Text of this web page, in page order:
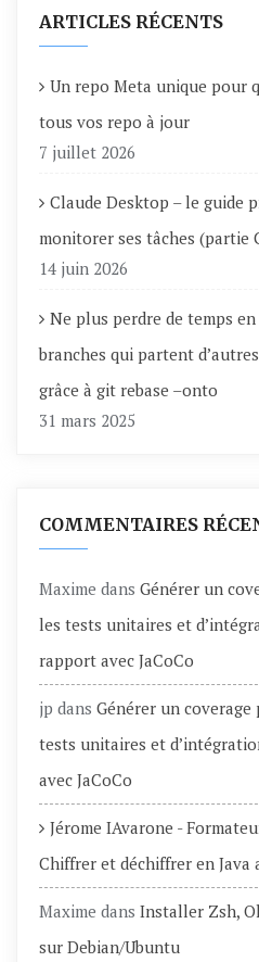
ARTICLES RÉCENTS
Un repo Meta unique pour
tous vos repo à jour
7 juillet 2026
Claude Desktop – le guide
monitorer ses tâches (partie
14 juin 2026
Ne plus perdre de temps
branches qui partent
grâce à git rebase –onto
31 mars 2025
COMMENTAIRES
Maxime dans Générer un
les tests unitaires et
rapport avec JaCoCo
jp dans Générer un
tests unitaires et
avec JaCoCo
Jérome IAvarone -
Chiffrer et déchiffrer en Java
Maxime dans Installer Zsh,
sur Debian/Ubuntu